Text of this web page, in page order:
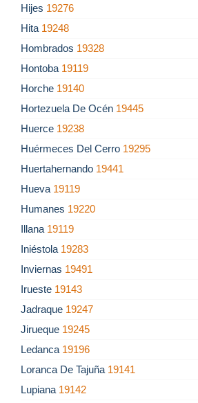
Hijes 19276
Hita 19248
Hombrados 19328
Hontoba 19119
Horche 19140
Hortezuela De Océn 19445
Huerce 19238
Huérmeces Del Cerro 19295
Huertahernando 19441
Hueva 19119
Humanes 19220
Illana 19119
Iniéstola 19283
Inviernas 19491
Irueste 19143
Jadraque 19247
Jirueque 19245
Ledanca 19196
Loranca De Tajuña 19141
Lupiana 19142